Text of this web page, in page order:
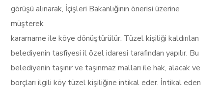
görüşü alınarak, İçişleri Bakanlığının önerisi üzerine
müşterek
kararname ile köye dönüştürülür. Tüzel kişiliği kaldırılan
belediyenin tasfiyesi il özel idaresi tarafından yapılır. Bu
belediyenin taşınır ve taşınmaz malları ile hak, alacak ve
borçları ilgili köy tüzel kişiliğine intikal eder. İntikal eden